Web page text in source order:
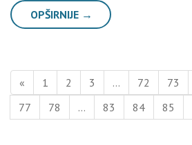
OPŠIRNIJE →
« 1 2 3 … 72 73
77
78 … 83 84 85